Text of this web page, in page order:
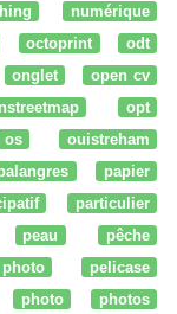
numérique
octoprint
odt
onglet
open cv
opt
os
ouistreham
papier
particulier
peau
pêche
pelicase
photo
photos